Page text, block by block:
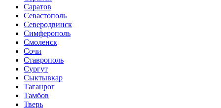
Саратов
Севастополь
Северодвинск
Симферополь
Смоленск
Сочи
Ставрополь
Сургут
Сыктывкар
Таганрог
Тамбов
Тверь